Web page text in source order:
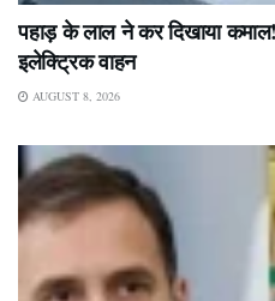
पहाड़ के लाल ने कर दिखाया कमाल!
इलेक्ट्रिक वाहन
AUGUST 8, 2026